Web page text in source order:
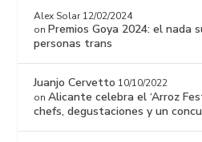
Alex Solar 12/02/2024
onPremios Goya 2024: el nada
personas trans
Juanjo Cervetto 10/10/2022
onAlicante celebra el ‘Arroz
chefs, degustaciones y un